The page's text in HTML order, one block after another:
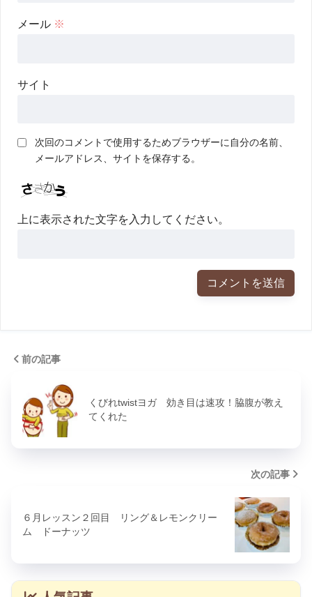
メール ※
サイト
次回のコメントで使用するためブラウザーに自分の名前、
メールアドレス、サイトを保存する。
上に表示された文字を入力してください。
前の記事
くびれtwistヨガ 効き目は速攻！脇腹が教え
てくれた
次の記事
６月レッスン２回目 リング＆レモンクリー
ム ドーナッツ